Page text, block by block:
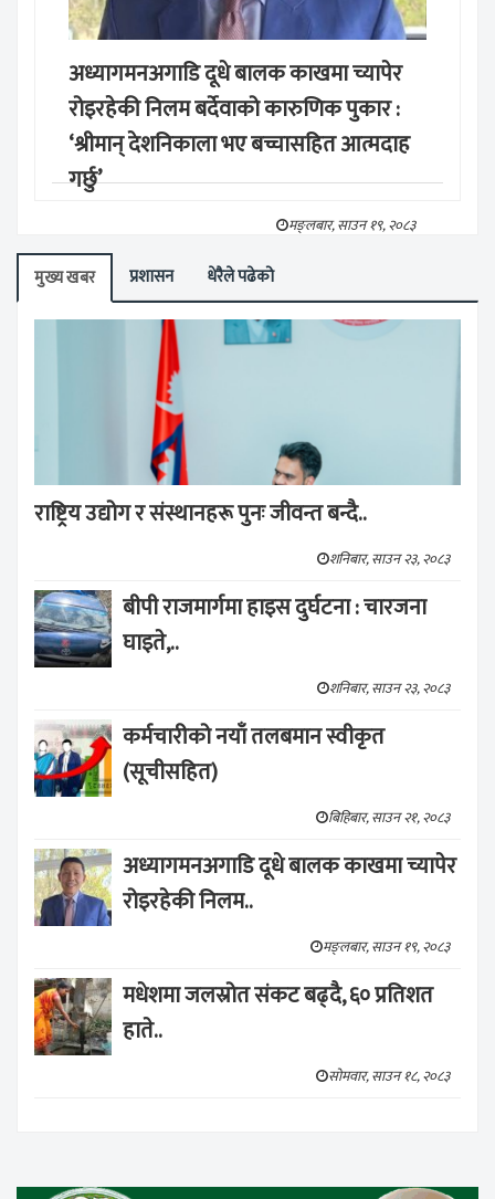
अध्यागमनअगाडि दूधे बालक काखमा च्यापेर
रोइरहेकी निलम बर्देवाको कारुणिक पुकार :
‘श्रीमान् देशनिकाला भए बच्चासहित आत्मदाह
गर्छु’
मङ्लबार, साउन १९, २०८३
मुख्य खबर प्रशासन धेरैले पढेको
राष्ट्रिय उद्योग र संस्थानहरू पुनः जीवन्त बन्दै..
शनिबार, साउन २३, २०८३
बीपी राजमार्गमा हाइस दुर्घटना : चारजना
घाइते,..
शनिबार, साउन २३, २०८३
कर्मचारीको नयाँ तलबमान स्वीकृत
(सूचीसहित)
बिहिबार, साउन २१, २०८३
अध्यागमनअगाडि दूधे बालक काखमा च्यापेर
रोइरहेकी निलम..
मङ्लबार, साउन १९, २०८३
मधेशमा जलस्रोत संकट बढ्दै, ६० प्रतिशत
हाते..
सोमवार, साउन १८, २०८३